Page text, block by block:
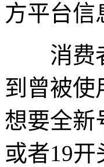
方平台信
消费者
到曾被使
想要全新
或者19